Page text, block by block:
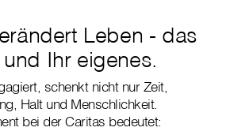
Leben - das
Ihr eigenes.
schenkt nicht nur Zeit,
Halt und Menschlichkeit.
bei der Caritas bedeutet: